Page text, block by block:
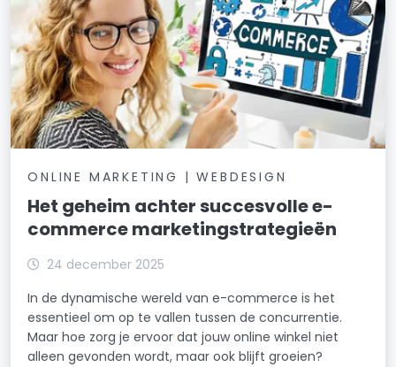
ONLINE MARKETING | WEBDESIGN
Het geheim achter succesvolle e-
commerce marketingstrategieën
24 december 2025
In de dynamische wereld van e-commerce is het
essentieel om op te vallen tussen de concurrentie.
Maar hoe zorg je ervoor dat jouw online winkel niet
alleen gevonden wordt, maar ook blijft groeien?